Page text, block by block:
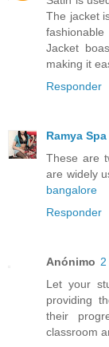
The jacket
Jacket
making it
Responder
Ramya Spa
These are
are widely
bangalore
Responder
Anónimo 2
Let your
providing
their
classroom